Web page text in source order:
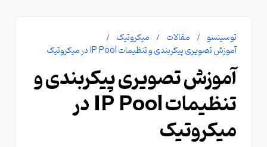
توسینسو مقالات
میکروتیک
آموزش تصویری پیکربندی و تنظیمات IP Pool در میکروتیک
آموزش تصویری پیکربندی و
تنظیمات IP Pool در
میکروتیک